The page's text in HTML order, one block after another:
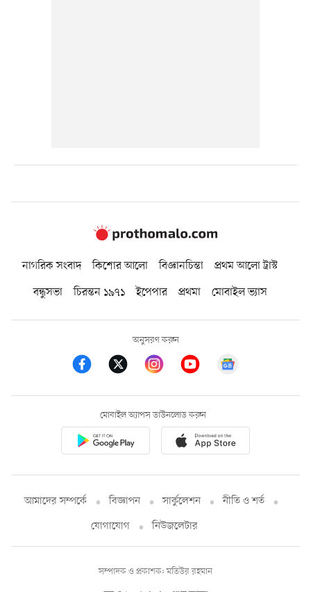
নাগরিক সংবাদ কিশোর আলো বিজ্ঞানচিন্তা
প্রথম আলো ট্রাস্ট
বন্ধুসভা
চিরন্তন ১৯৭১ ইপেপার প্রথমা মোবাইল ভ্যাস
অনুসরণ করুন
মোবাইল অ্যাপস ডাউনলোড করুন
আমাদের সম্পর্কে বিজ্ঞাপন সার্কুলেশন
নীতি ও শর্ত
যোগাযোগ
নিউজলেটার
সম্পাদক ও প্রকাশক: মতিউর রহমান